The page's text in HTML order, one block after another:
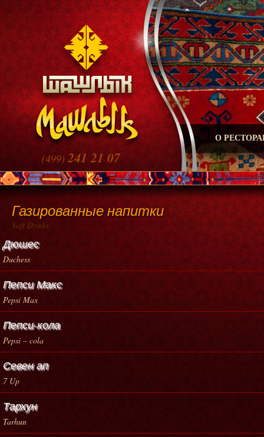
(499)241 21 07
О
Газированные напитки
Soft Drinks
Дюшес
Duchess
Пепси Макс
Pepsi Max
Пепси-кола
Pepsi – cola
Севен ап
7 Up
Тархун
Tarhun